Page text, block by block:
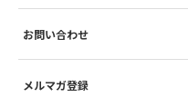
お問い合わせ
メルマガ登録